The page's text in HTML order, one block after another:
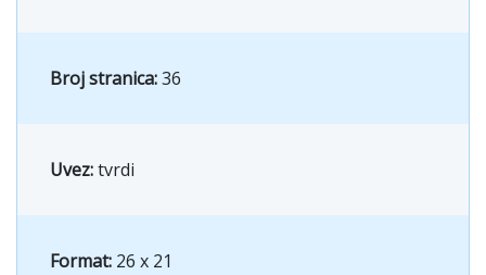
Broj stranica:36
Uvez:tvrdi
Format: 26 x 21